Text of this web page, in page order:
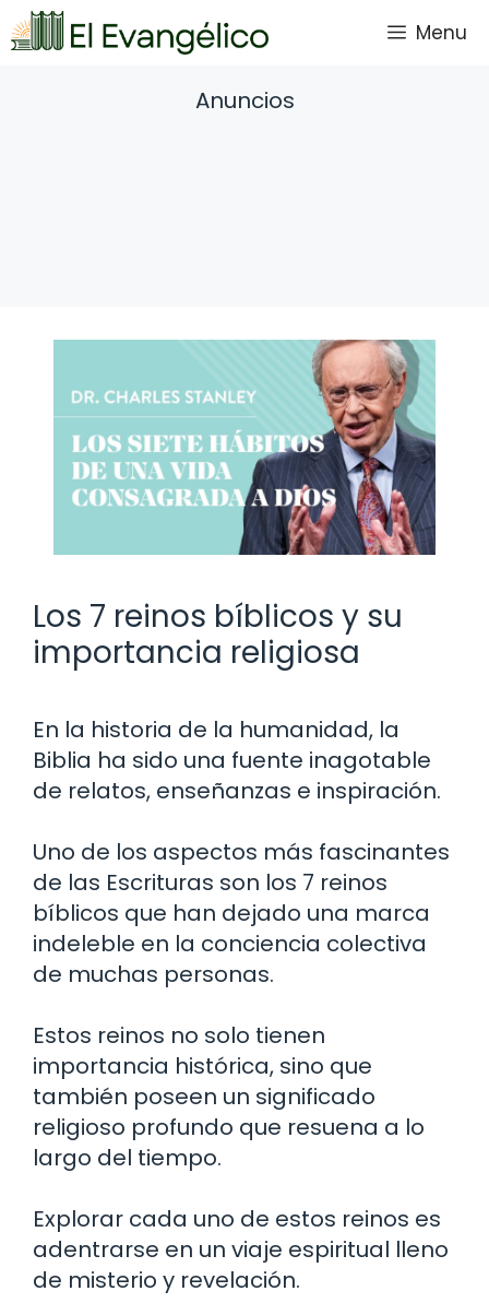
Saltar
al
Menu
Anuncios
Los 7 reinos bíblicos y su
importancia religiosa
En la historia de la humanidad, la
Biblia ha sido una fuente inagotable
de relatos, enseñanzas e inspiración.
Uno de los aspectos más fascinantes
de las Escrituras son los 7 reinos
bíblicos que han dejado una marca
indeleble en la conciencia colectiva
de muchas personas.
Estos reinos no solo tienen
importancia histórica, sino que
también poseen un significado
religioso profundo que resuena a lo
largo del tiempo.
Explorar cada uno de estos reinos es
adentrarse en un viaje espiritual lleno
de misterio y revelación.